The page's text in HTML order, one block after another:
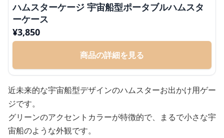
ハムスターケージ 宇宙船型ポータブルハムスタ
ーケース
¥3,850
商品の詳細を見る
近未来的な宇宙船型デザインのハムスターお出かけ用ゲー
ジです。
グリーンのアクセントカラーが特徴的で、まるで小さな宇
宙船のような外観です。